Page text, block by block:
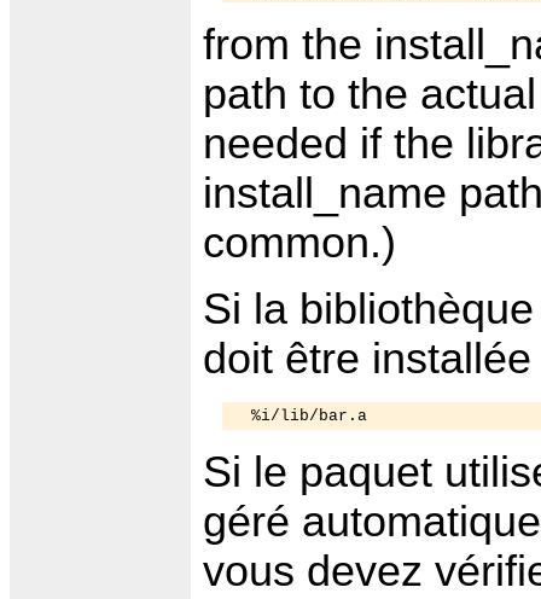
from the
path to the
needed if the
install_name
common.)
Si la
doit être
Si le paquet
géré
vous devez